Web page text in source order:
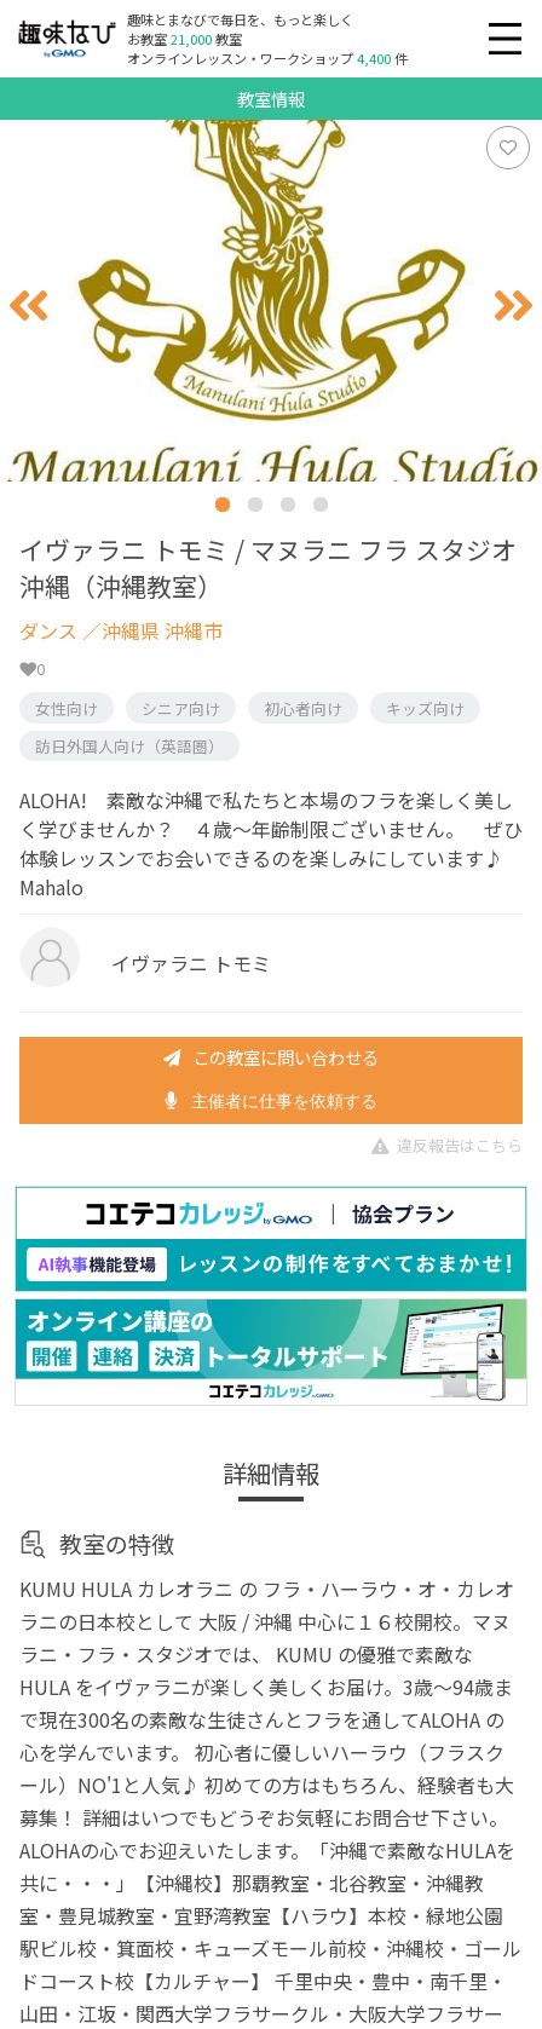
趣味とまなびで毎日を、もっと楽しく
お教室21,000教室
オンラインレッスン・ワークショップ4,400件
教室情報
イヴァラニ トモミ / マヌラニ フラ スタジオ
沖縄（沖縄教室）
ダンス ／沖縄県 沖縄市
0
女性向け
シニア向け 初心者向け
キッズ向け
訪日外国人向け（英語圏）
ALOHA! 素敵な沖縄で私たちと本場のフラを楽しく美し
く学びませんか？ ４歳～年齢制限ございません。 ぜひ
体験レッスンでお会いできるのを楽しみにしています♪
Mahalo
イヴァラニ トモミ
この教室に問い合わせる
主催者に仕事を依頼する
違反報告はこちら
詳細情報
教室の特徴
KUMU HULA カレオラニ の フラ・ハーラウ・オ・カレオ
ラニの日本校として 大阪 / 沖縄 中心に１６校開校。マヌ
ラニ・フラ・スタジオでは、 KUMU の優雅で素敵な
HULA をイヴァラニが楽しく美しくお届け。3歳〜94歳ま
で現在300名の素敵な生徒さんとフラを通してALOHA の
心を学んでいます。 初心者に優しいハーラウ（フラスク
ール）NO'1と人気♪ 初めての方はもちろん、経験者も大
募集！ 詳細はいつでもどうぞお気軽にお問合せ下さい。
ALOHAの心でお迎えいたします。「沖縄で素敵なHULAを
共に・・・」【沖縄校】那覇教室・北谷教室・沖縄教
室・豊見城教室・宜野湾教室【ハラウ】本校・緑地公園
駅ビル校・箕面校・キューズモール前校・沖縄校・ゴール
ドコースト校【カルチャー】 千里中央・豊中・南千里・
山田・江坂・関西大学フラサークル・大阪大学フラサー